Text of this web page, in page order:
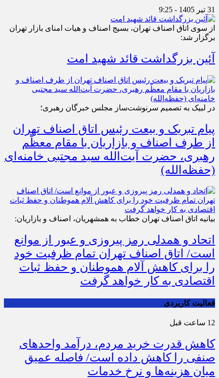
31 تیر 1405 - 9:25
از سوی اتاق اصناف تهران، بسیج اصناف و هیات امنای بازار تهران
برگزار شد:
آئین بزرگداشت قائد شهید امت
در لبیک به تصمیم سرنوشت‌ساز مجلس خبرگان رهبری؛
پیام تبریک و بیعت رئیس اتاق اصناف تهران
از طرف اصناف و بازاریان با مقام معظّم
رهبری، حضرت آیت‌الله سید مجتبی خامنه‌ای
(حفظه‌الله)
بیانیه اتاق اصناف تهران خطاب به همشهریان، اصناف و بازاریان:
اتحاد و همدلی رمز پیروزی و عبور از موانع
است/ اتاق اصناف تهران تمام ظرفیت خود
را برای کاهش آلام هموطنان و حفظ ثبات
اقتصادی به کار خواهد گرفت
فعالیت کاربردی
12 ساعت قبل
کاهش قدرت خرید مردم، درآمد واحدهای
صنفی را کاهش داده است/ فاصله عمیق
میان هزینه‌ها و نرخ خدمات